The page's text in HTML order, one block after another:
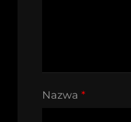
Nazwa *